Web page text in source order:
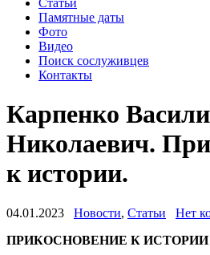
Памятные даты
Фото
Видео
Поиск сослуживцев
Контакты
Карпенко
Николаевич.
к истории.
04.01.2023 Новости, Статьи
Нет
ПРИКОСНОВЕНИЕ К ИСТОРИИ